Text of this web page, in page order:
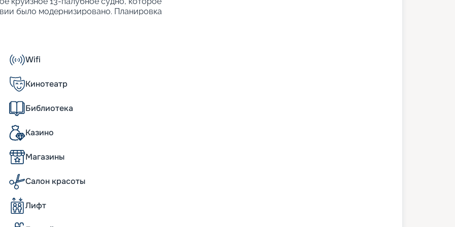
было модернизировано. Планировка
более 90 тысяч тонн. Его
внушительные размеры и солидное
и другие характеристики, такие
до 2 500 человек.
или без него.
несколько уступает по размерам новым
Wifi
Кинотеатр
Библиотека
Казино
Магазины
Салон красоты
Лифт